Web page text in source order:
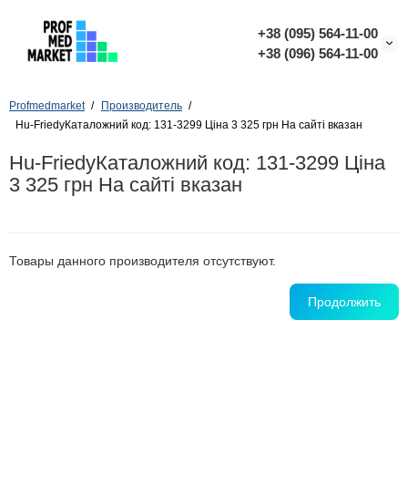
+38 (095) 564-11-00
+38 (096) 564-11-00
Profmedmarket
Производитель
Hu-FriedyКаталожний код: 131-3299 Ціна 3 325 грн На сайті вказан
Hu-FriedyКаталожний код: 131-3299 Ціна
3 325 грн На сайті вказан
Товары данного производителя отсутствуют.
Продолжить